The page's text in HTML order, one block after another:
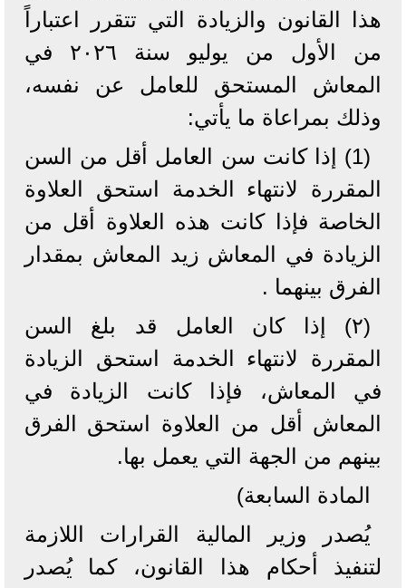
هذا القانون والزيادة التي تتقرر اعتباراً
من الأول من يوليو سنة ٢٠٢٦ في
المعاش المستحق للعامل عن نفسه،
وذلك بمراعاة ما يأتي:
(1) إذا كانت سن العامل أقل من السن
المقررة لانتهاء الخدمة استحق العلاوة
الخاصة فإذا كانت هذه العلاوة أقل من
الزيادة في المعاش زيد المعاش بمقدار
الفرق بينهما .
(۲) إذا كان العامل قد بلغ السن
المقررة لانتهاء الخدمة استحق الزيادة
في المعاش، فإذا كانت الزيادة في
المعاش أقل من العلاوة استحق الفرق
بينهم من الجهة التي يعمل بها.
المادة السابعة)
يُصدر وزير المالية القرارات اللازمة
لتنفيذ أحكام هذا القانون، كما يُصدر